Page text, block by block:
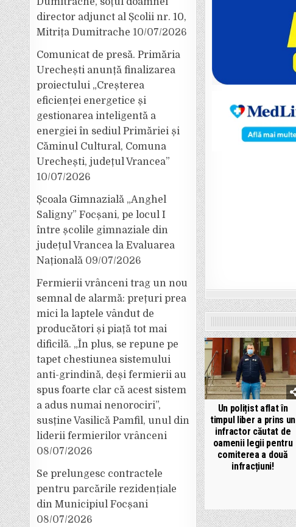
Un polițist aflat în
timpul liber a prins un
infractor căutat de
oamenii legii pentru
comiterea a două
infracțiuni!
director adjunct al Școlii nr. 10,
Mitrița Dumitrache 10/07/2026
Comunicat de presă. Primăria
Urechești anunță finalizarea
proiectului „Creșterea
eficienței energetice și
gestionarea inteligentă a
energiei în sediul Primăriei și
Căminul Cultural, Comuna
Urechești, județul Vrancea”
10/07/2026
Școala Gimnazială „Anghel
Saligny” Focșani, pe locul I
între școlile gimnaziale din
județul Vrancea la Evaluarea
Națională 09/07/2026
Fermierii vrânceni trag un nou
semnal de alarmă: prețuri prea
mici la laptele vândut de
producători și piață tot mai
dificilă. „În plus, se repune pe
tapet chestiunea sistemului
anti-grindină, deși fermierii au
spus foarte clar că acest sistem
a adus numai nenorociri”,
susține Vasilică Pamfil, unul din
liderii fermierilor vrânceni
08/07/2026
Se prelungesc contractele
pentru parcările rezidențiale
din Municipiul Focșani
08/07/2026